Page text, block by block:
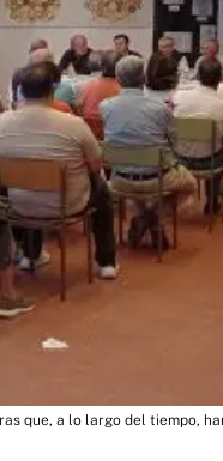
que, a lo largo del tiempo,